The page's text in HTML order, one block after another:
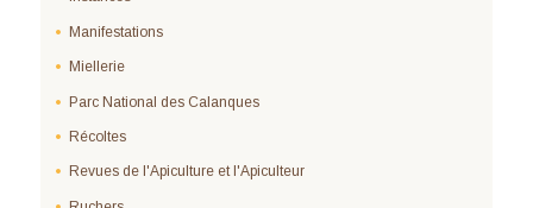
Manifestations
Miellerie
Parc National des Calanques
Récoltes
Revues de l'Apiculture et l'Apiculteur